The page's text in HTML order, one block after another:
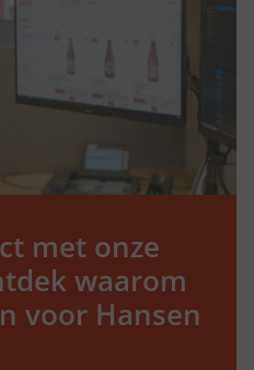
met onze
waarom
voor Hansen